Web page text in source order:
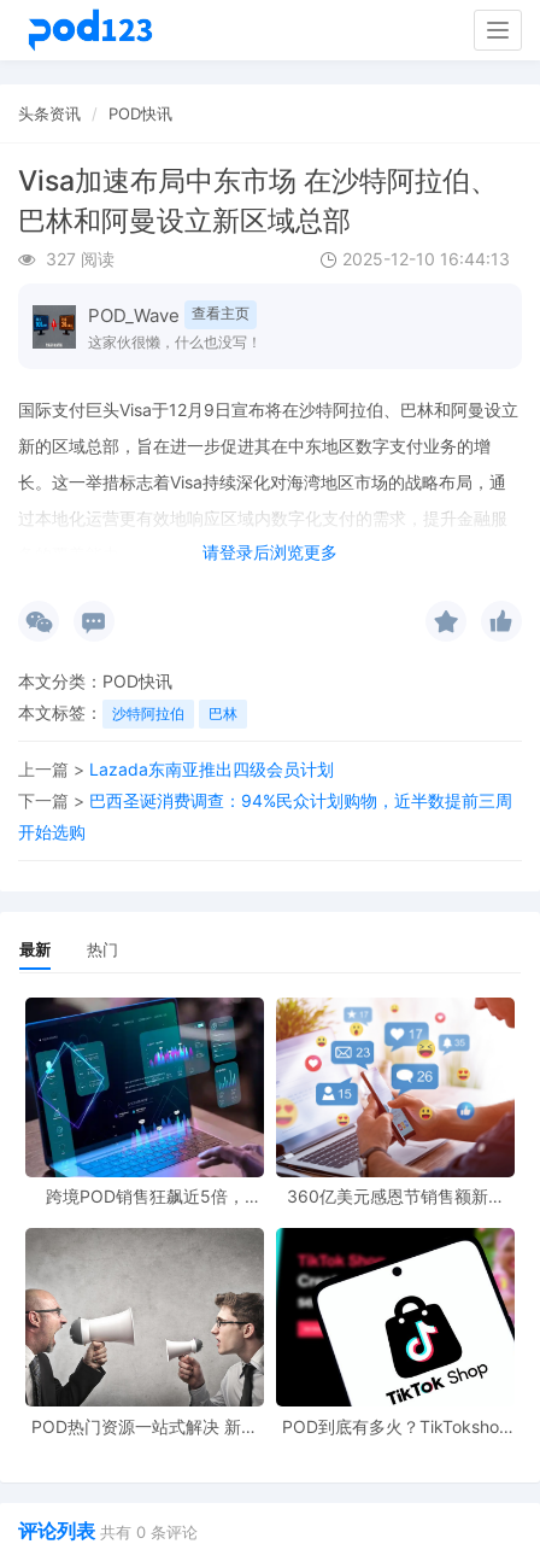
头条资讯 POD快讯
Visa加速布局中东市场 在沙特阿拉伯、
巴林和阿曼设立新区域总部
327 阅读 2025-12-10 16:44:13
POD_Wave
查看主页
这家伙很懒，什么也没写！
请登录后浏览更多
国际支付巨头Visa于12月9日宣布将在沙特阿拉伯、巴林和阿曼设立
新的区域总部，旨在进一步促进其在中东地区数字支付业务的增
长。这一举措标志着Visa持续深化对海湾地区市场的战略布局，通
过本地化运营更有效地响应区域内数字化支付的需求，提升金融服
本文分类： POD快讯
本文标签：
沙特阿拉伯 巴林
上一篇 > Lazada东南亚推出四级会员计划
下一篇 > 巴西圣诞消费调查：94%民众计划购物，近半数提前三周
开始选购
最新 热门
跨境POD销售狂飙近5倍，
360亿美元感恩节销售额新纪
新风潮！
POD热门资源一站式解决 新手
POD到底有多火？TikTokshop
评论列表 共有 0 条评论